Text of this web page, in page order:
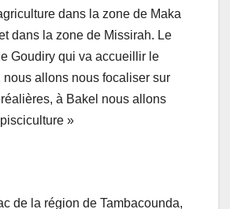
dans la zone de Maka
dans la zone de Missirah. Le
Goudiry qui va accueillir le
allons nous focaliser sur
à Bakel nous allons
»
de la région de Tambacounda,